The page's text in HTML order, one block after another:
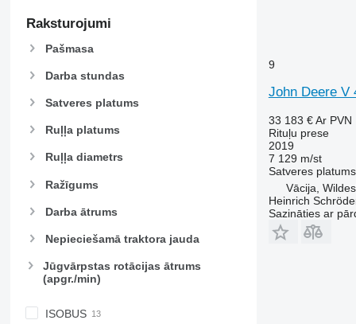
Raksturojumi
Pašmasa
Darba stundas
Satveres platums
Ruļļa platums
Ruļļa diametrs
Ražīgums
Darba ātrums
Nepieciešamā traktora jauda
Jūgvārpstas rotācijas ātrums
(apgr./min)
ISOBUS
9
John Deere V
33 183 € Ar PVN
Rituļu prese
2019
7 129 m/st
Satveres platums
Vācija,
Heinrich
Sazināties ar